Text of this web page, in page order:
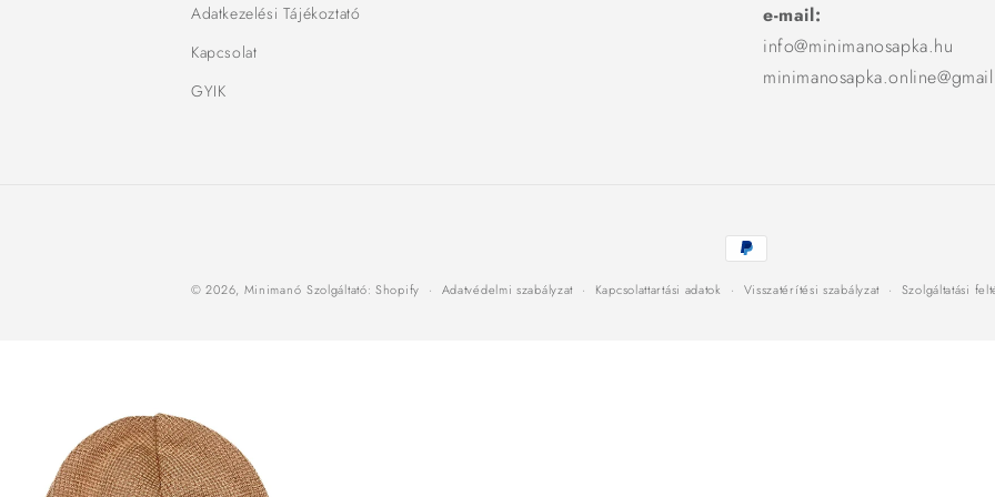
Adatkezelési Tájékoztató
Kapcsolat
GYIK
e-mail:
info@minimanosapka.hu
Fizetési
módok
© 2026, Minimanó Szolgáltató: Shopify Adatvédelmi szabályzat Kapcsolattartási adatok Visszatérítési szabályzat Szolgáltatási